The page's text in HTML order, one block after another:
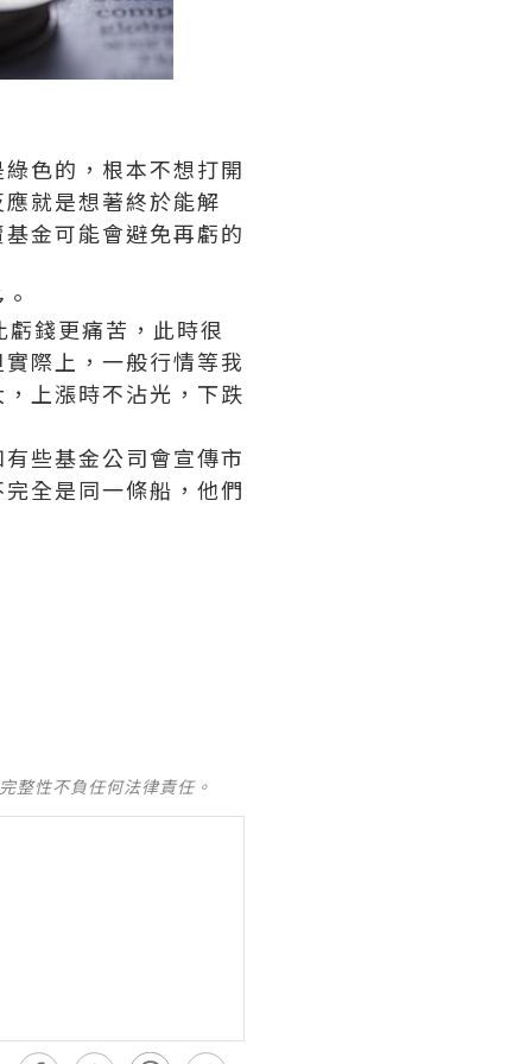
色的，根本不想打開
就是想著終於能解
金可能會避免再虧的
錢更痛苦，此時很
際上，一般行情等我
上漲時不沾光，下跌
些基金公司會宣傳市
全是同一條船，他們
整性不負任何法律責任。